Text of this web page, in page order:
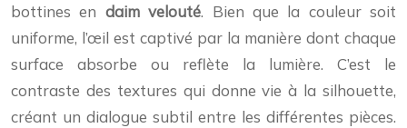
bottines en daim velouté. Bien que la couleur soit
uniforme, l’œil est captivé par la manière dont chaque
surface absorbe ou reflète la lumière. C’est le
contraste des textures qui donne vie à la silhouette,
créant un dialogue subtil entre les différentes pièces.